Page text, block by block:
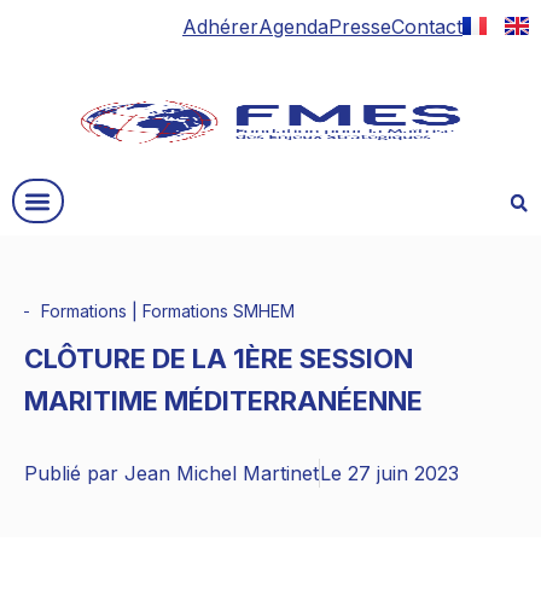
AdhérerAgendaPresseContact
Formations |Formations SMHEM
CLÔTURE DE LA 1ÈRE SESSION
MARITIME MÉDITERRANÉENNE
Publié par Jean Michel MartinetLe 27 juin 2023